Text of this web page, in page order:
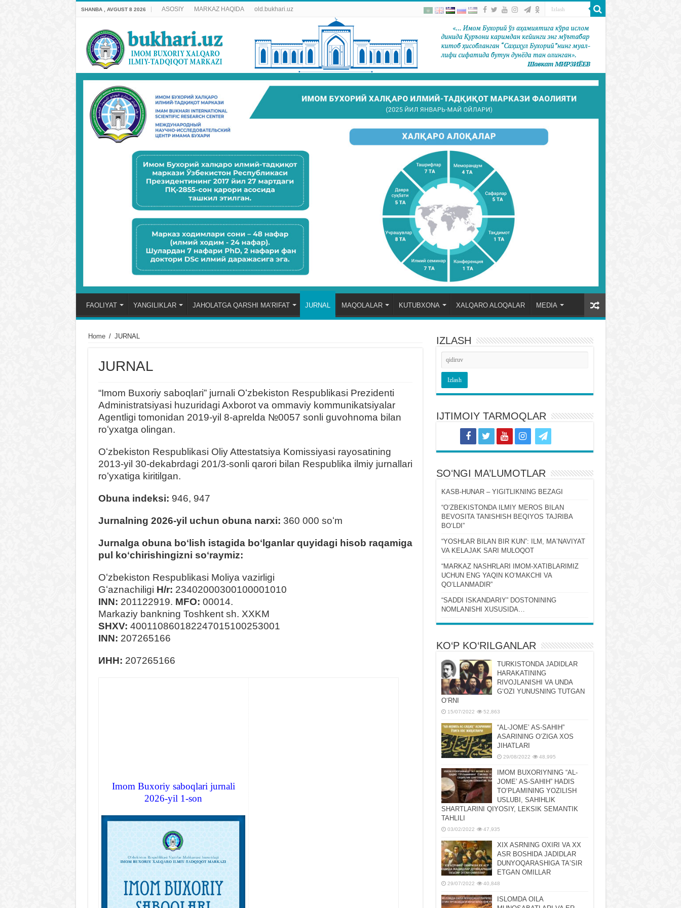
SHANBA , AVGUST 8 2026 ASOSIY MARKAZ HAQIDA old.bukhari.uz
FAOLIYAT YANGILIKLAR JAHOLATGA QARSHI MA’RIFAT JURNAL MAQOLALAR KUTUBXONA XALQARO ALOQALAR MEDIA
Home / JURNAL
JURNAL
“Imom Buxoriy saboqlari” jurnali Oʻzbekiston Respublikasi Prezidenti
Administratsiyasi huzuridagi Axborot va ommaviy kommunikatsiyalar
Agentligi tomonidan 2019-yil 8-aprelda №0057 sonli guvohnoma bilan
roʻyxatga olingan.
Oʻzbekiston Respublikasi Oliy Attestatsiya Komissiyasi rayosatining
2013-yil 30-dekabrdagi 201/3-sonli qarori bilan Respublika ilmiy jurnallari
roʻyxatiga kiritilgan.
Obuna indeksi: 946, 947
Jurnalning 2026-yil uchun obuna narxi: 360 000 soʻm
Jurnalga obuna boʻlish istagida boʻlganlar quyidagi hisob raqamiga
pul koʻchirishingizni soʻraymiz:
Oʻzbekiston Respublikasi Moliya vazirligi
Gʻaznachiligi H/r: 23402000300100001010
INN: 201122919. MFO: 00014.
Markaziy bankning Toshkent sh. XXKM
SHXV: 400110860182247015100253001
INN: 207265166
ИНН: 207265166
Imom Buxoriy saboqlari jurnali
2026-yil 1-son
IZLASH
IJTIMOIY TARMOQLAR
SOʻNGI MA’LUMOTLAR
KASB-HUNAR – YIGITLIKNING BEZAGI
“OʻZBEKISTONDA ILMIY MEROS BILAN
BEVOSITA TANISHISH BEQIYOS TAJRIBA
BOʻLDI”
“YOSHLAR BILAN BIR KUN”: ILM, MAʼNAVIYAT
VA KELAJAK SARI MULOQOT
“MARKAZ NASHRLARI IMOM-XATIBLARIMIZ
UCHUN ENG YAQIN KOʻMAKCHI VA
QOʻLLANMADIR”
“SADDI ISKANDARIY” DOSTONINING
NOMLANISHI XUSUSIDA…
KO‘P KO‘RILGANLAR
TURKISTONDA JADIDLAR
HARAKATINING
RIVOJLANISHI VA UNDA
GʻOZI YUNUSNING TUTGAN
OʻRNI
15/07/2022 52,863
“AL-JOMEʼ AS-SAHIH”
ASARINING OʻZIGA XOS
JIHATLARI
29/08/2022 48,995
IMOM BUXORIYNING “AL-
JOMEʼ AS-SAHIH” HADIS
TOʻPLAMINING YOZILISH
USLUBI, SAHIHLIK
SHARTLARINI QIYOSIY, LЕKSIK SЕMANTIK
TAHLILI
03/02/2022 47,935
XIX ASRNING OXIRI VA XX
ASR BOSHIDA JADIDLAR
DUNYOQARASHIGA TAʼSIR
ETGAN OMILLAR
29/07/2022 40,848
ISLOMDA OILA